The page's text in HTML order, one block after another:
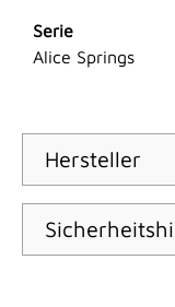
Serie
Alice Springs
Hersteller